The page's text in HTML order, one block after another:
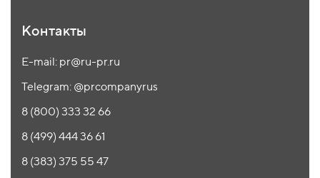
Контакты
E-mail: pr@ru-pr.ru
Telegram: @prcompanyrus
8 (800) 333 32 66
8 (499) 444 36 61
8 (383) 375 55 47